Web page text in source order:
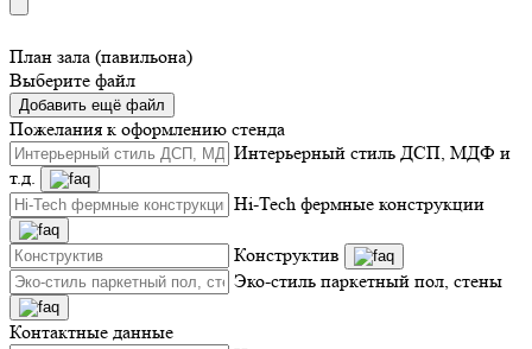
План зала (павильона)
Выберите файл
Добавить ещё файл
Пожелания к оформлению стенда
Интерьерный стиль ДСП, МДФ и
т.д.
Hi-Tech фермные конструкции
Конструктив
Эко-стиль паркетный пол, стены
Контактные данные